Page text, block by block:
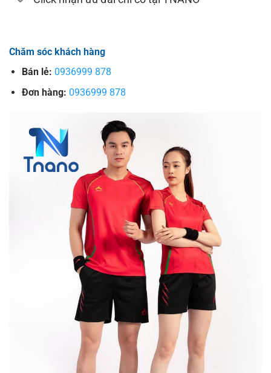
Chăm sóc khách hàng
Bán lẻ: 0936999 878
Đơn hàng: 0936999 878